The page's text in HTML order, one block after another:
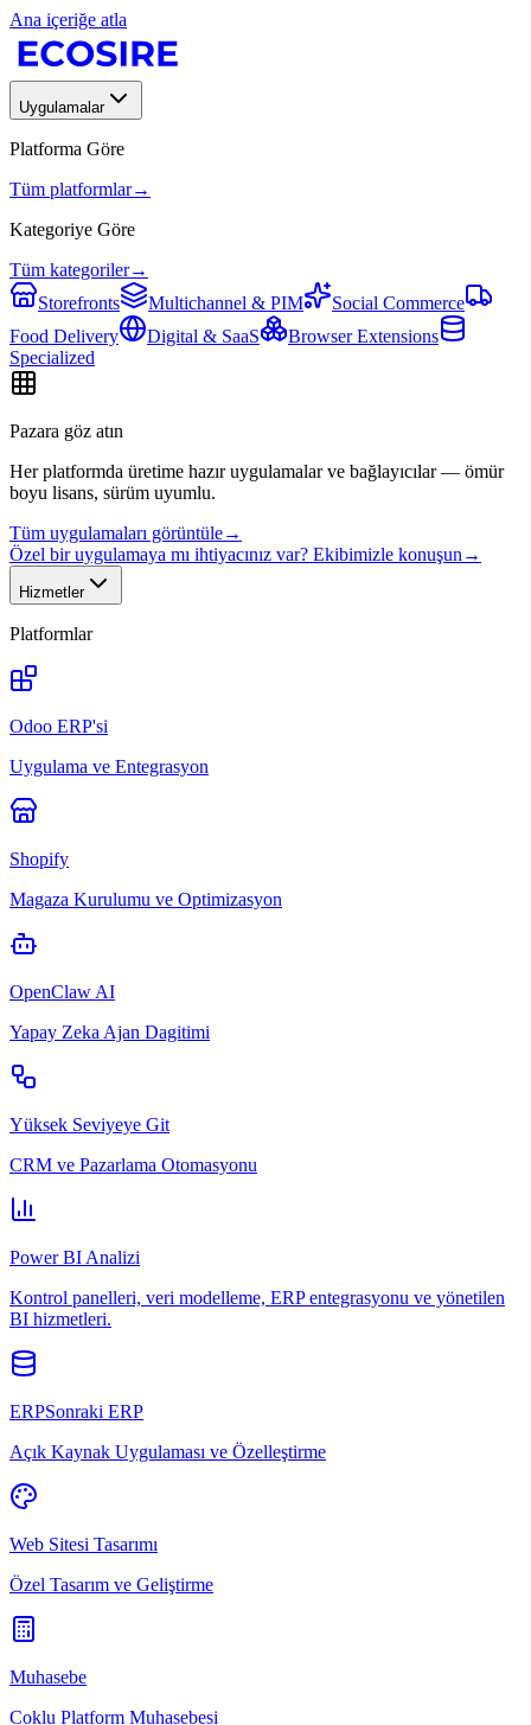
Ana içeriğe atla
Uygulamalar
Platforma Göre
Tüm platformlar→
Kategoriye Göre
Tüm kategoriler→
Storefronts
Multichannel & PIM
Social Commerce
Food Delivery
Digital & SaaS
Browser Extensions
Specialized
Pazara göz atın
Her platformda üretime hazır uygulamalar ve bağlayıcılar — ömür
boyu lisans, sürüm uyumlu.
Tüm uygulamaları görüntüle→
Özel bir uygulamaya mı ihtiyacınız var? Ekibimizle konuşun →
Hizmetler
Platformlar
Odoo ERP'si
Uygulama ve Entegrasyon
Shopify
Magaza Kurulumu ve Optimizasyon
OpenClaw AI
Yapay Zeka Ajan Dagitimi
Yüksek Seviyeye Git
CRM ve Pazarlama Otomasyonu
Power BI Analizi
Kontrol panelleri, veri modelleme, ERP entegrasyonu ve yönetilen
BI hizmetleri.
ERPSonraki ERP
Açık Kaynak Uygulaması ve Özelleştirme
Web Sitesi Tasarımı
Özel Tasarım ve Geliştirme
Muhasebe
Coklu Platform Muhasebesi